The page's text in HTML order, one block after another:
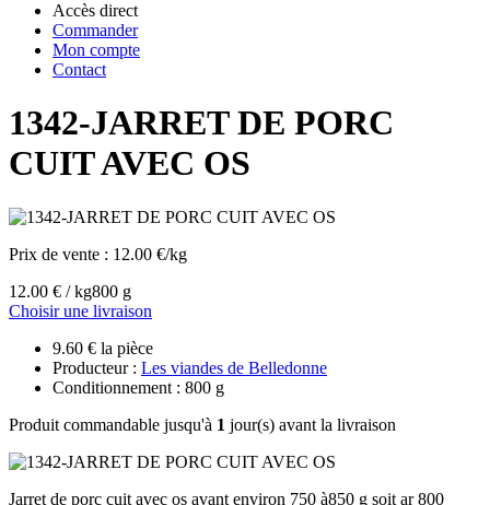
Accès direct
Commander
Mon compte
Contact
1342-JARRET DE PORC
CUIT AVEC OS
Prix de vente : 12.00 €/kg
12.00 € / kg800 g
Choisir une livraison
9.60 € la pièce
Producteur : Les viandes de Belledonne
Conditionnement : 800 g
Produit commandable jusqu'à 1 jour(s) avant la livraison
Jarret de porc cuit avec os avant environ 750 à850 g soit ar 800